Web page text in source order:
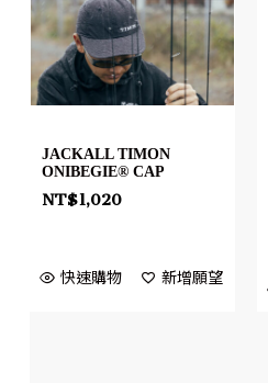
JACKALL TIMON
ONIBEGIE® CAP
NT$1,020
快速購物 新增願望